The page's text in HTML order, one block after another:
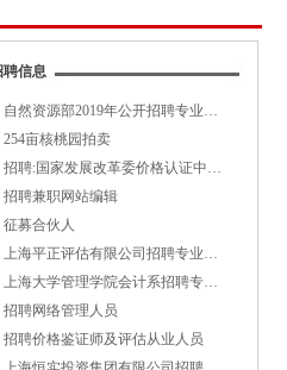
布会 介绍《“十四五”现代
专题新闻发布会
网视频行业企业价值评估——
聘信息
自然资源部2019年公开招聘专业…
254亩核桃园拍卖
招聘:国家发展改革委价格认证中…
招聘兼职网站编辑
征募合伙人
上海平正评估有限公司招聘专业…
上海大学管理学院会计系招聘专…
招聘网络管理人员
招聘价格鉴证师及评估从业人员